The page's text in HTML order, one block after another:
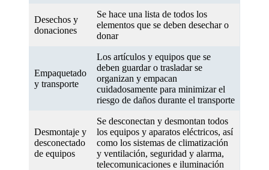
Desechos y
donaciones
Se hace una lista de todos los
elementos que se deben desechar o
donar
Empaquetado
y transporte
Los artículos y equipos que se
deben guardar o trasladar se
organizan y empacan
cuidadosamente para minimizar el
riesgo de daños durante el transporte
Desmontaje y
desconectado
de equipos
Se desconectan y desmontan todos
los equipos y aparatos eléctricos, así
como los sistemas de climatización
y ventilación, seguridad y alarma,
telecomunicaciones e iluminación